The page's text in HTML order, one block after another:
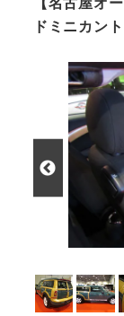
ドミニカン